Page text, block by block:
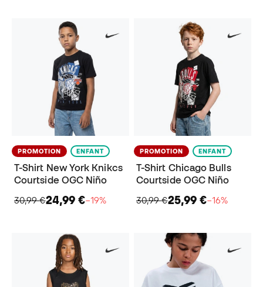
PROMOTION ENFANT
T-Shirt New York Knikcs
Courtside OGC Niño
30,99 €24,99 €−19%
PROMOTION ENFANT
T-Shirt Chicago Bulls
Courtside OGC Niño
30,99 €25,99 €−16%